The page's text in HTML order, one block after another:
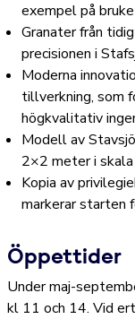
exempel på
Granater från
precisionen i
Moderna
tillverkning, som
högkvalitativ
Modell av
2×2 meter i
Kopia av
markerar starten
Öppettider
Under maj-
kl 11 och 14. Vid